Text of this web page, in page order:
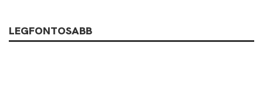
LEGFONTOSABB